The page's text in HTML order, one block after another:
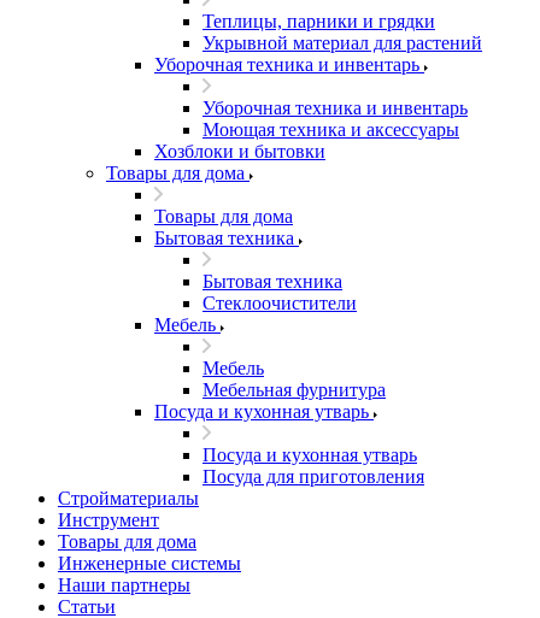
Теплицы, парники и грядки
Укрывной материал для растений
Уборочная техника и инвентарь
Уборочная техника и инвентарь
Моющая техника и аксессуары
Хозблоки и бытовки
Товары для дома
Товары для дома
Бытовая техника
Бытовая техника
Стеклоочистители
Мебель
Мебель
Мебельная фурнитура
Посуда и кухонная утварь
Посуда и кухонная утварь
Посуда для приготовления
Стройматериалы
Инструмент
Товары для дома
Инженерные системы
Наши партнеры
Статьи